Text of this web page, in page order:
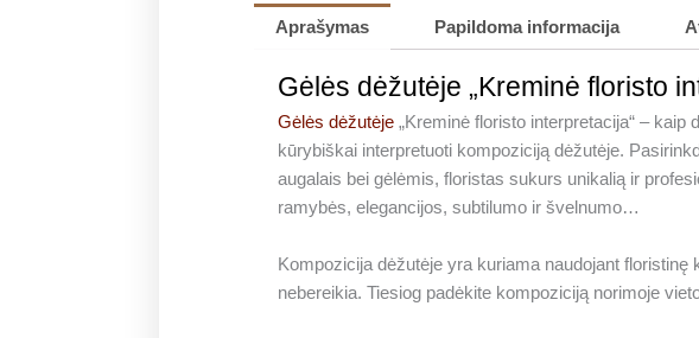
Aprašymas Papildoma informacija
Gėlės dėžutėje „Kreminė floristo
Gėlės dėžutėje „Kreminė floristo interpretacija“ –
kūrybiškai interpretuoti kompoziciją dėžutėje.
augalais bei gėlėmis, floristas sukurs unikalią ir
ramybės, elegancijos, subtilumo ir švelnumo…
Kompozicija dėžutėje yra kuriama naudojant
nebereikia. Tiesiog padėkite kompoziciją norimoje